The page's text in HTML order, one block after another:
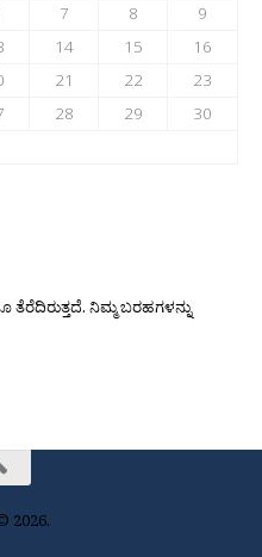
7 8
9
14 15
16
21 22
23
28 29
30
ನಿಮ್ಮ ಬರಹಗಳನ್ನು
2026.